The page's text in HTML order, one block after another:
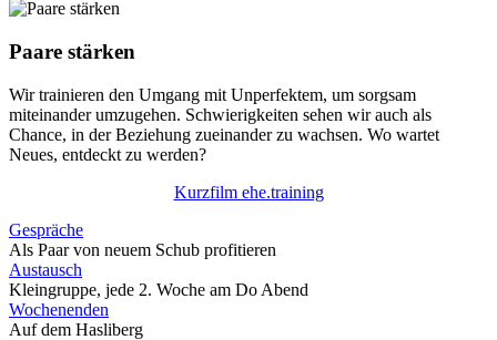
Paare stärken
Wir trainieren den Umgang mit Unperfektem, um sorgsam
miteinander umzugehen. Schwierigkeiten sehen wir auch als
Chance, in der Beziehung zueinander zu wachsen. Wo wartet
Neues, entdeckt zu werden?
Kurzfilm ehe.training
Gespräche
Als Paar von neuem Schub profitieren
Austausch
Kleingruppe, jede 2. Woche am Do Abend
Wochenenden
Auf dem Hasliberg